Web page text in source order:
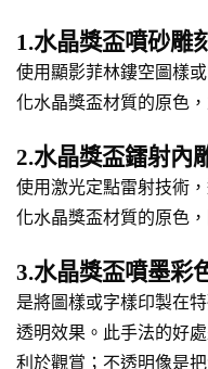
1.水晶獎盃噴砂雕
使用顯影菲林鏤空圖樣
化水晶獎盃材質的原色
2.水晶獎盃鐳射內
使用激光定點雷射技術
化水晶獎盃材質的原色
3.水晶獎盃噴墨彩
是將圖樣或字樣印製在
透明效果。此手法的好
利於觀賞；不透明像是